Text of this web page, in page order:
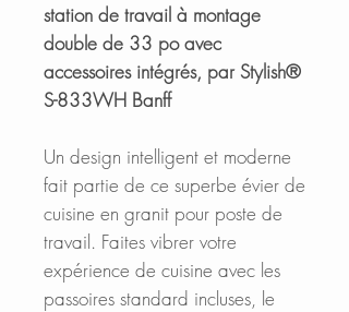
station de travail à montage
double de 33 po avec
accessoires intégrés, par Stylish®
S-833WH Banff
Un design intelligent et moderne
fait partie de ce superbe évier de
cuisine en granit pour poste de
travail. Faites vibrer votre
expérience de cuisine avec les
passoires standard incluses, le